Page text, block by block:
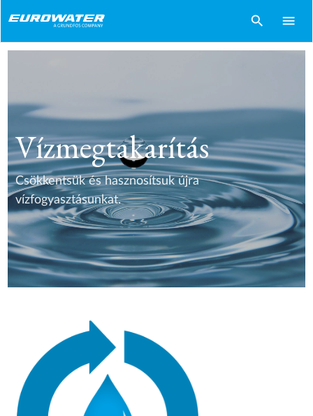
search menu
Vízmegtakarítás
Csökkentsük és hasznosítsuk újra
vízfogyasztásunkat.